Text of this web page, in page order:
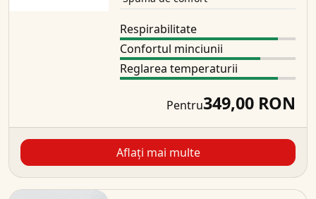
Respirabilitate
Confortul minciunii
Reglarea temperaturii
Pentru349,00 RON
Aflați mai multe